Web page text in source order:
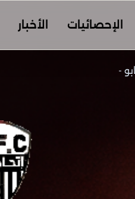
الإحصائيات الأخبار
-